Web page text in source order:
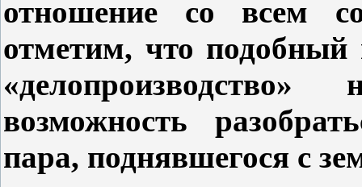
отношение со всем
отметим, что подобный
возможность
пара, поднявшегося с